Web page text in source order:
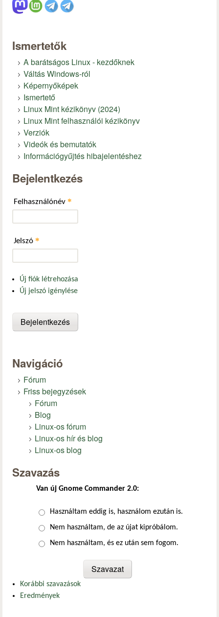
Ismertetők
A barátságos Linux - kezdőknek
Váltás Windows-ról
Képernyőképek
Ismertető
Linux Mint kézikönyv (2024)
Linux Mint felhasználói kézikönyv
Verziók
Videók és bemutatók
Információgyűjtés hibajelentéshez
Bejelentkezés
Felhasználónév *
Jelszó *
Új fiók létrehozása
Új jelszó igénylése
Navigáció
Fórum
Friss bejegyzések
Fórum
Blog
Linux-os fórum
Linux-os hír és blog
Linux-os blog
Szavazás
Van új Gnome Commander 2.0:
Választások
Használtam eddig is, használom ezután is.
Nem használtam, de az újat kipróbálom.
Nem használtam, és ez után sem fogom.
Korábbi szavazások
Eredmények